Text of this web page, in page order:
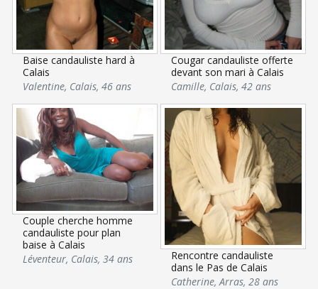
Baise candauliste hard à
Calais
Valentine, Calais,46 ans
Cougar candauliste offerte
devant son mari à Calais
Camille, Calais,42 ans
Couple cherche homme
candauliste pour plan
baise à Calais
Léventeur, Calais,34 ans
Rencontre candauliste
dans le Pas de Calais
Catherine,Arras,28 ans